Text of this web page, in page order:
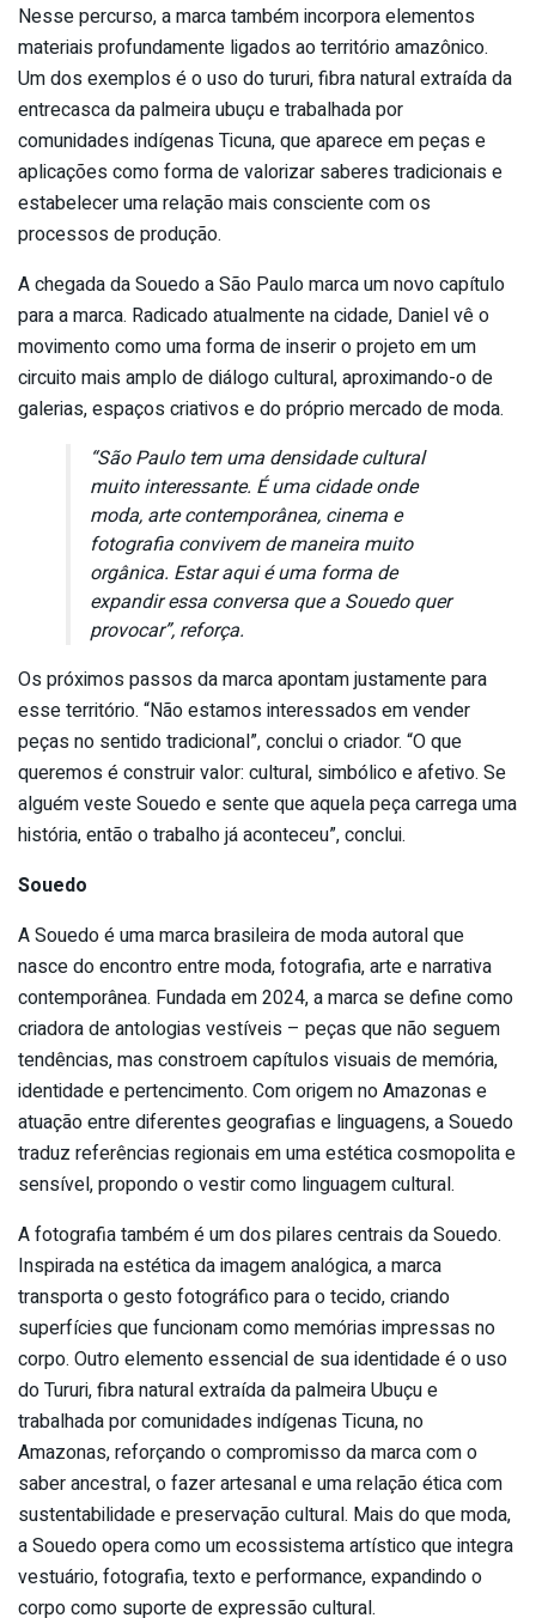
Nesse percurso, a marca também incorpora elementos
materiais profundamente ligados ao território amazônico.
Um dos exemplos é o uso do tururi, fibra natural extraída da
entrecasca da palmeira ubuçu e trabalhada por
comunidades indígenas Ticuna, que aparece em peças e
aplicações como forma de valorizar saberes tradicionais e
estabelecer uma relação mais consciente com os
processos de produção.
A chegada da Souedo a São Paulo marca um novo capítulo
para a marca. Radicado atualmente na cidade, Daniel vê o
movimento como uma forma de inserir o projeto em um
circuito mais amplo de diálogo cultural, aproximando-o de
galerias, espaços criativos e do próprio mercado de moda.
“São Paulo tem uma densidade cultural
muito interessante. É uma cidade onde
moda, arte contemporânea, cinema e
fotografia convivem de maneira muito
orgânica. Estar aqui é uma forma de
expandir essa conversa que a Souedo quer
provocar”, reforça.
Os próximos passos da marca apontam justamente para
esse território. “Não estamos interessados em vender
peças no sentido tradicional”, conclui o criador. “O que
queremos é construir valor: cultural, simbólico e afetivo. Se
alguém veste Souedo e sente que aquela peça carrega uma
história, então o trabalho já aconteceu”, conclui.
Souedo
A Souedo é uma marca brasileira de moda autoral que
nasce do encontro entre moda, fotografia, arte e narrativa
contemporânea. Fundada em 2024, a marca se define como
criadora de antologias vestíveis – peças que não seguem
tendências, mas constroem capítulos visuais de memória,
identidade e pertencimento. Com origem no Amazonas e
atuação entre diferentes geografias e linguagens, a Souedo
traduz referências regionais em uma estética cosmopolita e
sensível, propondo o vestir como linguagem cultural.
A fotografia também é um dos pilares centrais da Souedo.
Inspirada na estética da imagem analógica, a marca
transporta o gesto fotográfico para o tecido, criando
superfícies que funcionam como memórias impressas no
corpo. Outro elemento essencial de sua identidade é o uso
do Tururi, fibra natural extraída da palmeira Ubuçu e
trabalhada por comunidades indígenas Ticuna, no
Amazonas, reforçando o compromisso da marca com o
saber ancestral, o fazer artesanal e uma relação ética com
sustentabilidade e preservação cultural. Mais do que moda,
a Souedo opera como um ecossistema artístico que integra
vestuário, fotografia, texto e performance, expandindo o
corpo como suporte de expressão cultural.